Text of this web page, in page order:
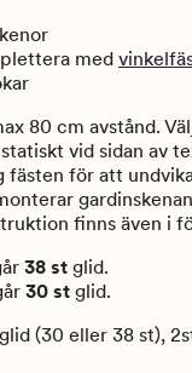
med
80 cm avstånd.
vid sidan av
fästen för att
finns även i
38 st glid.
30 st glid.
(30 eller 38 st),